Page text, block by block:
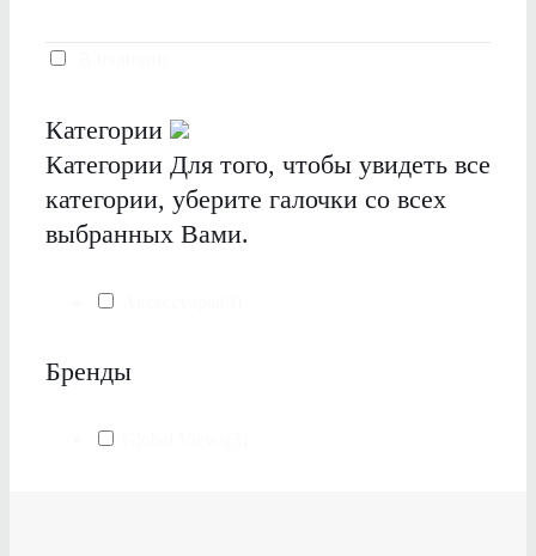
Категории
Категории Для того, чтобы увидеть все
категории, уберите галочки со всех
выбранных Вами.
Бренды